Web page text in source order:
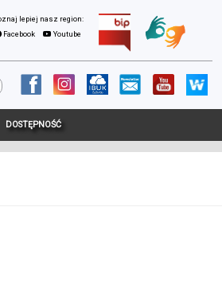
Facebook Youtube
DOSTĘPNOŚĆ